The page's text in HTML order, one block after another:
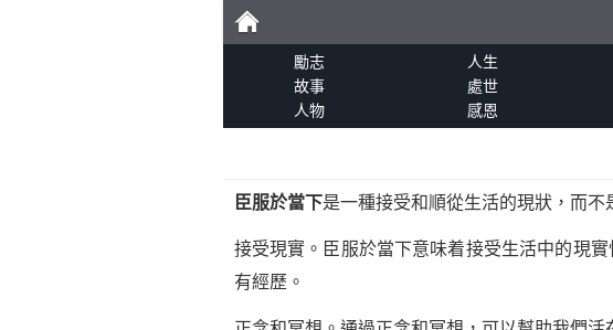
勵
勵志 人生
故事
處世
人物
感恩
臣服於當下是一種接受和順從生活的現狀，而不
接受現實。臣服於當下意味着接受生活中的現
有經歷。